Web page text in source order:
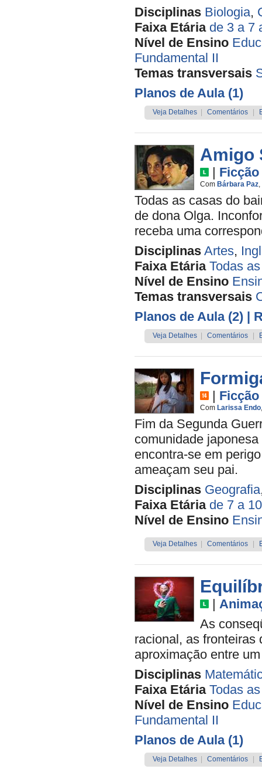
Disciplinas Biologia,
Faixa Etária de 3 a 7
Nível de Ensino
Fundamental II
Temas transversais
Planos de Aula (1)
Veja Detalhes Comentários
Amigo
| Ficção
Com Bárbara Paz,
Todas as casas do
de dona Olga.
receba uma
Disciplinas Artes,
Faixa Etária Todas
Nível de Ensino
Temas transversais
Planos de Aula (2) |
Veja Detalhes Comentários
| Ficção
Com Larissa Endo
Fim da Segunda
comunidade
encontra-se em
ameaçam seu pai.
Disciplinas Geografia
Faixa Etária de 7 a
Nível de Ensino
Veja Detalhes Comentários
|
As
racional, as fronteiras
aproximação entre
Disciplinas
Faixa Etária Todas
Nível de Ensino
Fundamental II
Planos de Aula (1)
Veja Detalhes Comentários